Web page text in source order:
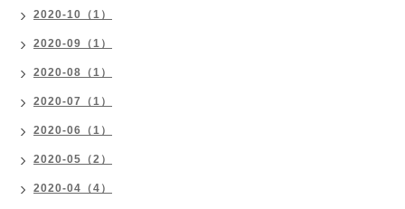
2020-10（1）
2020-09（1）
2020-08（1）
2020-07（1）
2020-06（1）
2020-05（2）
2020-04（4）